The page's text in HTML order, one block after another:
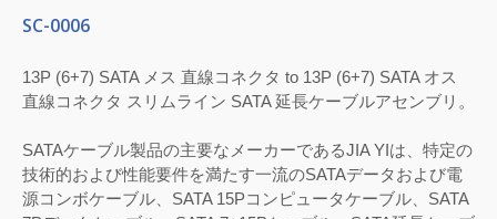
SC-0006
13P (6+7) SATA メス 直線コネクタ to 13P (6+7) SATA オス
直線コネクタ スリムライン SATA 延長ケーブルアセンブリ。
SATAケーブル製品の主要なメーカーであるJIA YIは、特定の
技術的および性能要件を満たす一流のSATAデータおよび電
源コンボケーブル、SATA 15Pコンピュータケーブル、SATA